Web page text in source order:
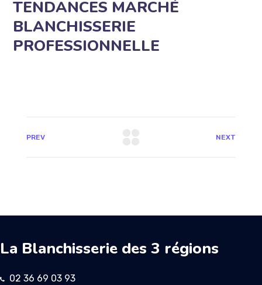
TENDANCES MARCHÉ
BLANCHISSERIE
PROFESSIONNELLE
PREV NEXT
La Blanchisserie des 3 régions
02 36 69 03 93